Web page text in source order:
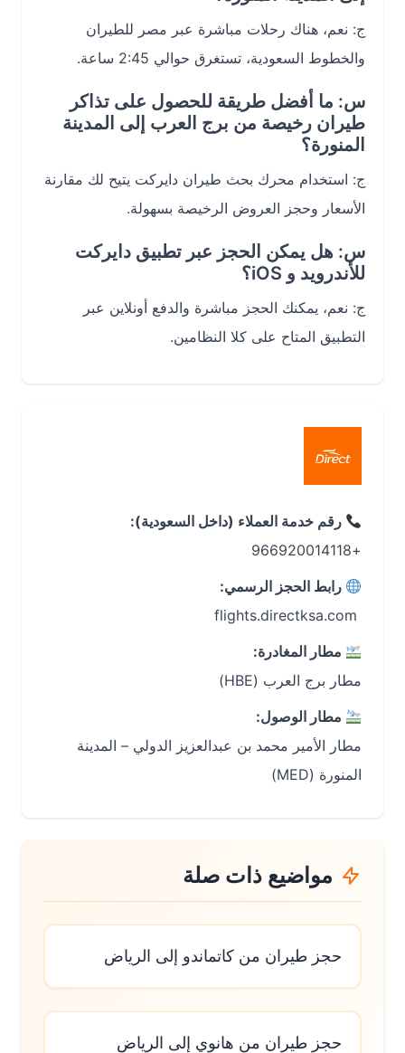
ج: نعم، هناك رحلات مباشرة عبر مصر للطيران
والخطوط السعودية، تستغرق حوالي 2:45 ساعة.
س: ما أفضل طريقة للحصول على تذاكر
طيران رخيصة من برج العرب إلى المدينة
المنورة؟
ج: استخدام محرك بحث طيران دايركت يتيح لك مقارنة
الأسعار وحجز العروض الرخيصة بسهولة.
س: هل يمكن الحجز عبر تطبيق دايركت
للأندرويد و iOS؟
ج: نعم، يمكنك الحجز مباشرة والدفع أونلاين عبر
التطبيق المتاح على كلا النظامين.
رقم خدمة العملاء (داخل السعودية):
رابط الحجز الرسمي:
مطار المغادرة:
مطار برج العرب (HBE)
مطار الوصول:
مطار الأمير محمد بن عبدالعزيز الدولي – المدينة
المنورة (MED)
مواضيع ذات صلة
حجز طيران من كاتماندو إلى الرياض
حجز طيران من هانوي إلى الرياض